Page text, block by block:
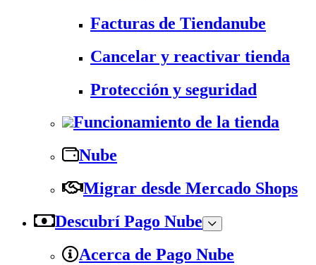
Facturas de Tiendanube
Cancelar y reactivar tienda
Protección y seguridad
Funcionamiento de la tienda
Nube
Migrar desde Mercado Shops
Descubrí Pago Nube
Acerca de Pago Nube